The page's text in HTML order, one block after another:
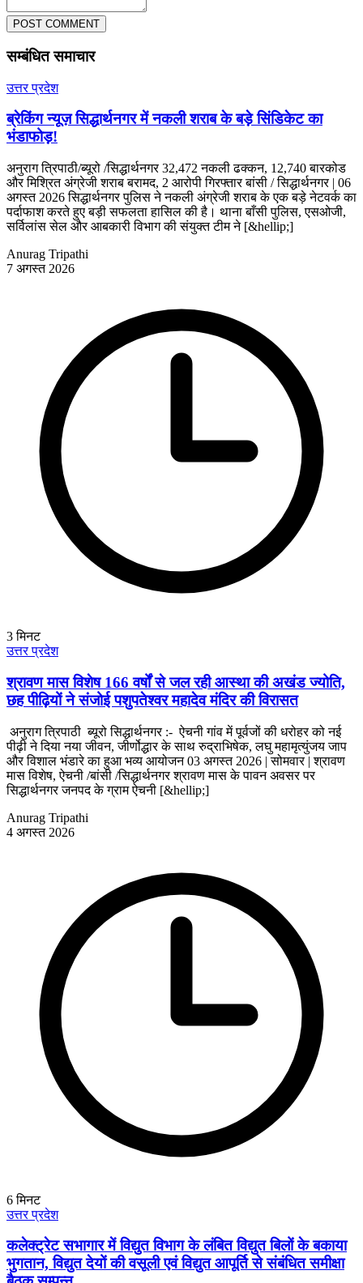
POST COMMENT
सम्बंधित समाचार
उत्तर प्रदेश
ब्रेकिंग न्यूज़ सिद्धार्थनगर में नकली शराब के बड़े सिंडिकेट का
भंडाफोड़!
अनुराग त्रिपाठी/ब्यूरो /सिद्धार्थनगर 32,472 नकली ढक्कन, 12,740 बारकोड
और मिश्रित अंग्रेजी शराब बरामद, 2 आरोपी गिरफ्तार बांसी / सिद्धार्थनगर | 06
अगस्त 2026 सिद्धार्थनगर पुलिस ने नकली अंग्रेजी शराब के एक बड़े नेटवर्क का
पर्दाफाश करते हुए बड़ी सफलता हासिल की है। थाना बाँसी पुलिस, एसओजी,
सर्विलांस सेल और आबकारी विभाग की संयुक्त टीम ने [&hellip;]
Anurag Tripathi
7 अगस्त 2026
3मिनट
उत्तर प्रदेश
श्रावण मास विशेष 166 वर्षों से जल रही आस्था की अखंड ज्योति,
छह पीढ़ियों ने संजोई पशुपतेश्वर महादेव मंदिर की विरासत
अनुराग त्रिपाठी ब्यूरो सिद्धार्थनगर :- ऐचनी गांव में पूर्वजों की धरोहर को नई
पीढ़ी ने दिया नया जीवन, जीर्णोद्धार के साथ रुद्राभिषेक, लघु महामृत्युंजय जाप
और विशाल भंडारे का हुआ भव्य आयोजन 03 अगस्त 2026 | सोमवार | श्रावण
मास विशेष, ऐचनी /बांसी /सिद्धार्थनगर श्रावण मास के पावन अवसर पर
सिद्धार्थनगर जनपद के ग्राम ऐचनी [&hellip;]
Anurag Tripathi
4 अगस्त 2026
6मिनट
उत्तर प्रदेश
कलेक्ट्रेट सभागार में विद्युत विभाग के लंबित विद्युत बिलों के बकाया
भुगतान, विद्युत देयों की वसूली एवं विद्युत आपूर्ति से संबंधित समीक्षा